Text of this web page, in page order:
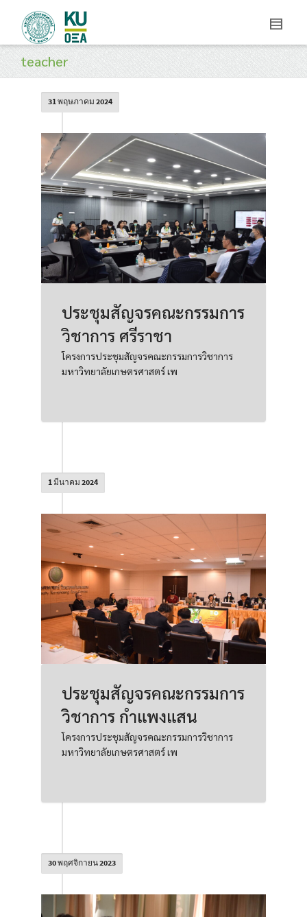
teacher
31 พฤษภาคม 2024
ประชุมสัญจรคณะกรรมการ
วิชาการ ศรีราชา
โครงการประชุมสัญจรคณะกรรมการวิชาการ
มหาวิทยาลัยเกษตรศาสตร์ เพ
1 มีนาคม 2024
ประชุมสัญจรคณะกรรมการ
วิชาการ กำแพงแสน
โครงการประชุมสัญจรคณะกรรมการวิชาการ
มหาวิทยาลัยเกษตรศาสตร์ เพ
30 พฤศจิกายน 2023